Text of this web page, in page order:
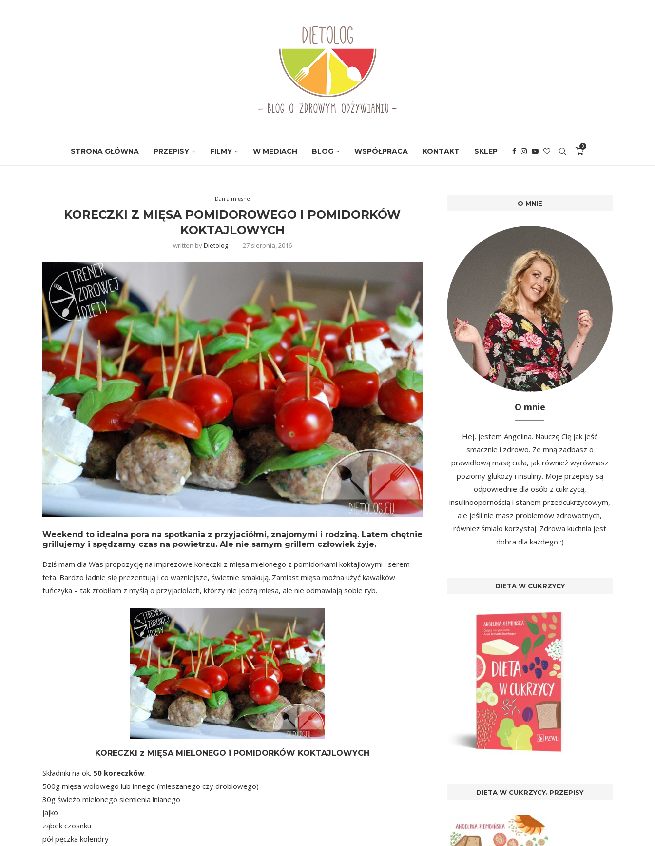
STRONA GŁÓWNA PRZEPISY FILMY W MEDIACH BLOG WSPÓŁPRACA KONTAKT SKLEP
0
Dania mięsne
KORECZKI Z MIĘSA POMIDOROWEGO I POMIDORKÓW
KOKTAJLOWYCH
written byDietolog 27 sierpnia, 2016
Weekend to idealna pora na spotkania z przyjaciółmi, znajomymi i rodziną. Latem chętnie
grillujemy i spędzamy czas na powietrzu. Ale nie samym grillem człowiek żyje.
Dziś mam dla Was propozycję na imprezowe koreczki z mięsa mielonego z pomidorkami koktajlowymi i serem
feta. Bardzo ładnie się prezentują i co ważniejsze, świetnie smakują. Zamiast mięsa można użyć kawałków
tuńczyka – tak zrobiłam z myślą o przyjaciołach, którzy nie jedzą mięsa, ale nie odmawiają sobie ryb.
KORECZKI z MIĘSA MIELONEGO i POMIDORKÓW KOKTAJLOWYCH
Składniki na ok. 50 koreczków:
500g mięsa wołowego lub innego (mieszanego czy drobiowego)
30g świeżo mielonego siemienia lnianego
jajko
ząbek czosnku
pół pęczka kolendry
O MNIE
O mnie
Hej, jestem Angelina. Nauczę Cię jak jeść
smacznie i zdrowo. Ze mną zadbasz o
prawidłową masę ciała, jak również wyrównasz
poziomy glukozy i insuliny. Moje przepisy są
odpowiednie dla osób z cukrzycą,
insulinoopornością i stanem przedcukrzycowym,
ale jeśli nie masz problemów zdrowotnych,
również śmiało korzystaj. Zdrowa kuchnia jest
dobra dla każdego :)
DIETA W CUKRZYCY
DIETA W CUKRZYCY. PRZEPISY